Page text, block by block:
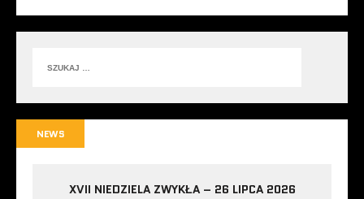
NEWS
XVII NIEDZIELA ZWYKŁA – 26 LIPCA 2026